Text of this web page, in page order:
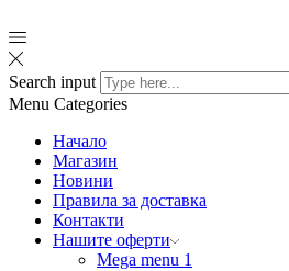
Search input
Menu Categories
Начало
Магазин
Новини
Правила за доставка
Контакти
Нашите оферти
Mega menu 1